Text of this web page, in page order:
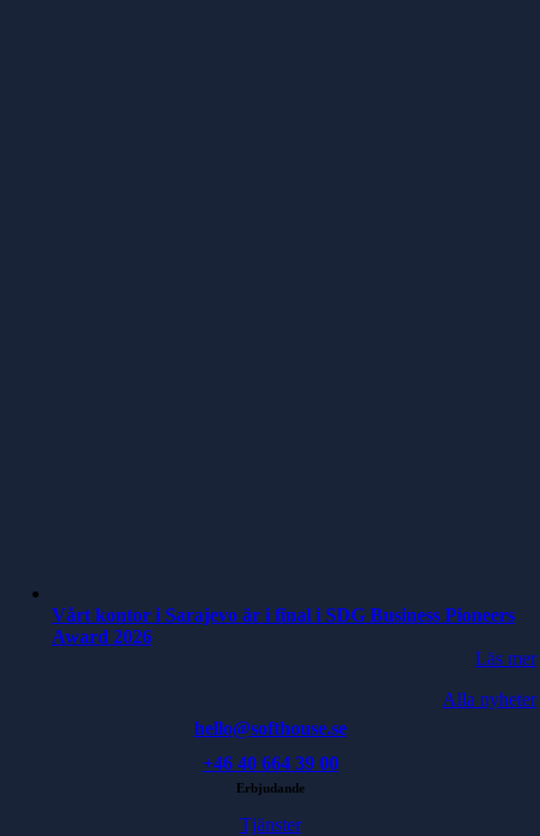
Vårt kontor i Sarajevo är i final i SDG Business Pioneers
Award 2026
Läs mer
Alla nyheter
hello@softhouse.se
+46 40 664 39 00
Erbjudande
Tjänster